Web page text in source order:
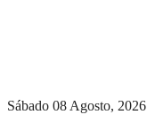
Sábado 08 Agosto, 2026